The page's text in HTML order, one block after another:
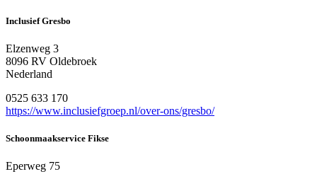
Inclusief Gresbo
Elzenweg 3
8096 RV Oldebroek
Nederland
0525 633 170
https://www.inclusiefgroep.nl/over-ons/gresbo/
Schoonmaakservice Fikse
Eperweg 75